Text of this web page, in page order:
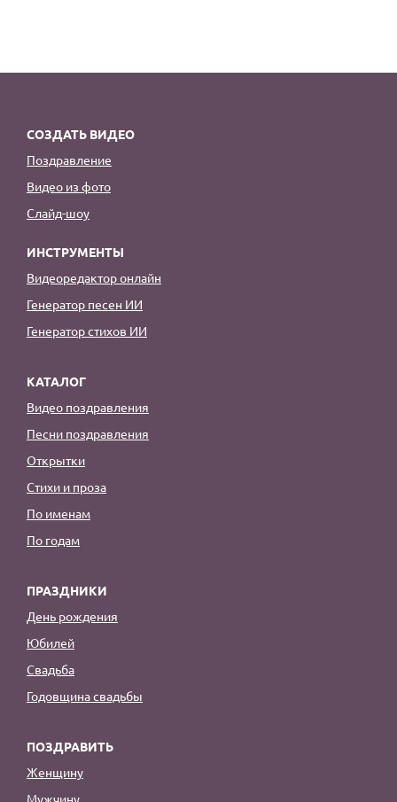
СОЗДАТЬ ВИДЕО
Поздравление
Видео из фото
Слайд-шоу
ИНСТРУМЕНТЫ
Видеоредактор онлайн
Генератор песен ИИ
Генератор стихов ИИ
КАТАЛОГ
Видео поздравления
Песни поздравления
Открытки
Стихи и проза
По именам
По годам
ПРАЗДНИКИ
День рождения
Юбилей
Свадьба
Годовщина свадьбы
ПОЗДРАВИТЬ
Женщину
Мужчину